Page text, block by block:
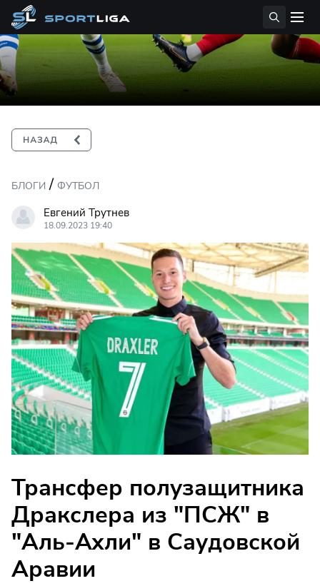
БЛОГИ / ФУТБОЛ
Евгений Трутнев
18.09.2023 19:40
Трансфер полузащитника
Дракслера из "ПСЖ" в
"Аль-Ахли" в Саудовской
Аравии